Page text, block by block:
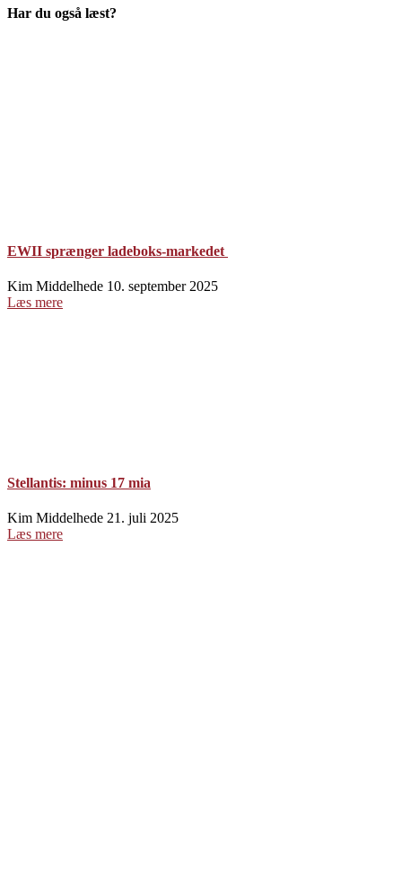
Har du også læst?
EWII sprænger ladeboks-markedet
Kim Middelhede 10. september 2025
Læs mere
Stellantis: minus 17 mia
Kim Middelhede 21. juli 2025
Læs mere